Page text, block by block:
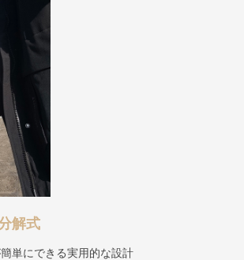
解式
単にできる実用的な設計